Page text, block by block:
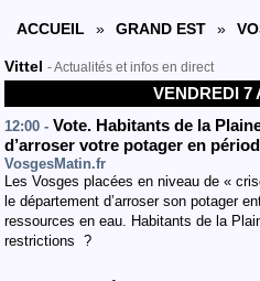
ACCUEIL » GRAND EST »
Vittel - Actualités et infos en direct
VENDREDI 7
12:00 - Vote. Habitants de la
d’arroser votre potager en
VosgesMatin.fr
Les Vosges placées en niveau de «
le département d’arroser son potager
ressources en eau. Habitants de la
restrictions ?